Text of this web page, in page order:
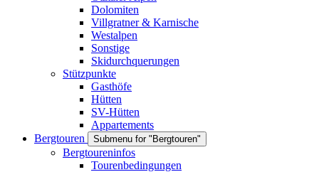
Dolomiten
Villgratner & Karnische
Westalpen
Sonstige
Skidurchquerungen
Stützpunkte
Gasthöfe
Hütten
SV-Hütten
Appartements
Bergtouren
Submenu for "Bergtouren"
Bergtoureninfos
Tourenbedingungen